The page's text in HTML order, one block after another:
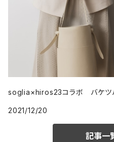
soglia×hiros23コラボ バケツバ
2021/12/20
記事一